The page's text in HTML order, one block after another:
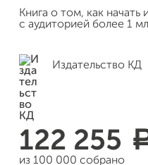
Книга о том, как начать
с аудиторией более 1
Издательство КД
122 255
из 100 000 собрано